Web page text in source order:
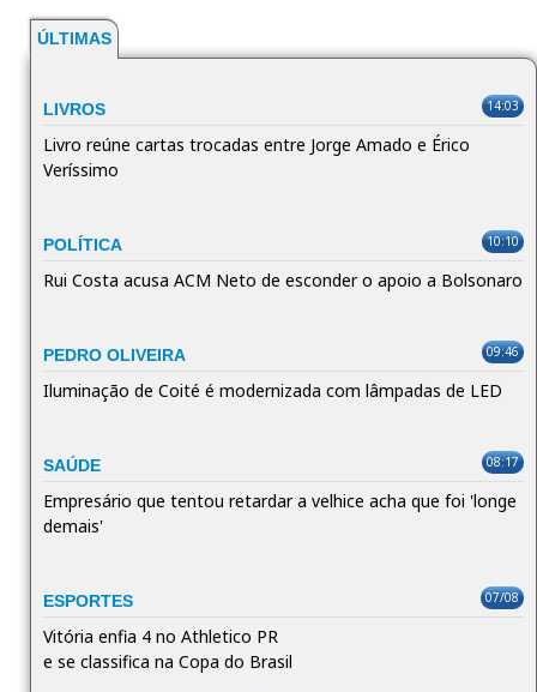
ÚLTIMAS
LIVROS 14:03
Livro reúne cartas trocadas entre Jorge Amado e Érico
Veríssimo
POLÍTICA 10:10
Rui Costa acusa ACM Neto de esconder o apoio a Bolsonaro
PEDRO OLIVEIRA 09:46
Iluminação de Coité é modernizada com lâmpadas de LED
SAÚDE 08:17
Empresário que tentou retardar a velhice acha que foi 'longe
demais'
ESPORTES 07/08
Vitória enfia 4 no Athletico PR
e se classifica na Copa do Brasil